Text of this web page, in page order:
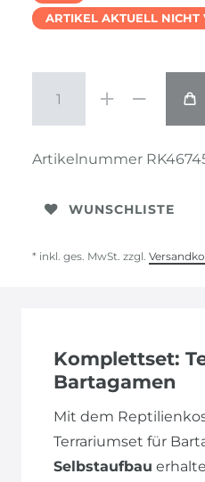
ARTIKEL AKTUELL NICHT
Artikelnummer
WUNSCHLISTE
* inkl. ges. MwSt. zzgl.
Komplettset:
Bartagamen
Mit dem
Terrariumset für
Selbstaufbau